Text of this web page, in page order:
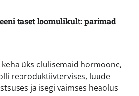
taset loomulikult: parimad
üks olulisemaid hormoone,
reproduktiivtervises, luude
ja isegi vaimses heaolus.